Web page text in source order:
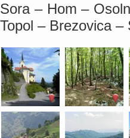
Sora – Hom –
Topol – Brezovica –